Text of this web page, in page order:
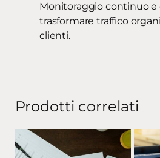
Monitoraggio continuo
trasformare traffico
clienti.
Prodotti correlati